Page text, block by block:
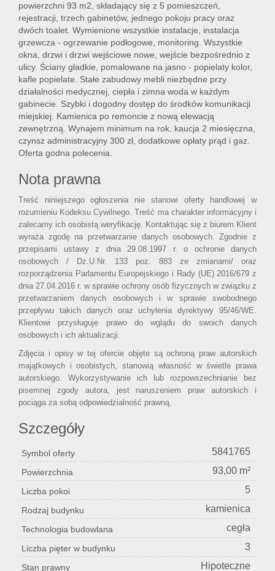
powierzchni 93 m2, składający się z 5 pomieszczeń,
rejestracji, trzech gabinetów, jednego pokoju pracy oraz
dwóch toalet. Wymienione wszystkie instalacje, instalacja
grzewcza - ogrzewanie podłogowe, monitoring. Wszystkie
okna, drzwi i drzwi wejściowe nowe, wejście bezpośrednio z
ulicy. Ściany gładkie, pomalowane na jasno - popielaty kolor,
kafle popielate. Stałe zabudowy mebli niezbędne przy
działalności medycznej, ciepła i zimna woda w każdym
gabinecie. Szybki i dogodny dostęp do środków komunikacji
miejskiej. Kamienica po remoncie z nową elewacją
zewnętrzną. Wynajem minimum na rok, kaucja 2 miesięczna,
czynsz administracyjny 300 zł, dodatkowe opłaty prąd i gaz.
Oferta godna polecenia.
Nota prawna
Treść niniejszego ogłoszenia nie stanowi oferty handlowej w
rozumieniu Kodeksu Cywilnego. Treść ma charakter informacyjny i
zalecamy ich osobistą weryfikację. Kontaktując się z biurem Klient
wyraża zgodę na przetwarzanie danych osobowych. Zgodnie z
przepisami ustawy z dnia 29.08.1997 r. o ochronie danych
osobowych / Dz.U.Nr. 133 poz. 883 ze zmianami/ oraz
rozporządzenia Parlamentu Europejskiego i Rady (UE) 2016/679 z
dnia 27.04.2016 r. w sprawie ochrony osób fizycznych w związku z
przetwarzaniem danych osobowych i w sprawie swobodnego
przepływu takich danych oraz uchylenia dyrektywy 95/46/WE.
Klientowi przysługuje prawo do wglądu do swoich danych
osobowych i ich aktualizacji.
Zdjęcia i opisy w tej ofercie objęte są ochroną praw autorskich
majątkowych i osobistych, stanowią własność w świetle prawa
autorskiego. Wykorzystywanie ich lub rozpowszechnianie bez
pisemnej zgody autora, jest naruszeniem praw autorskich i
pociąga za sobą odpowiedzialność prawną.
Szczegóły
Symbol oferty 5841765
Powierzchnia 93,00 m²
Liczba pokoi 5
Rodzaj budynku kamienica
Technologia budowlana cegła
Liczba pięter w budynku 3
Stan prawny Hipoteczne